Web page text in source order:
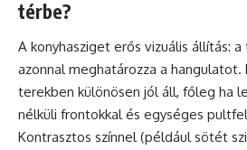
térbe?
A konyhasziget erős vizuális állítás:
azonnal meghatározza a hangulatot.
terekben különösen jól áll, főleg ha
nélküli frontokkal és egységes
Kontrasztos színnel (például sötét